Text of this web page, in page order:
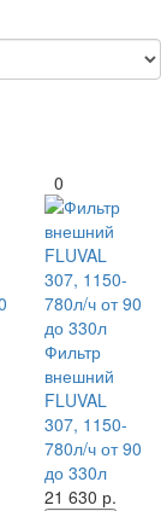
0
Фильтр
внешний
FLUVAL
307, 1150-
780л/ч от 90
до 330л
21 630 р.